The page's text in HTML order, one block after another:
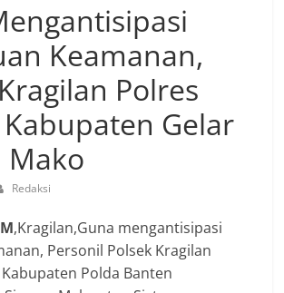
Keamanan,
Polres
Gelar
Mako
Redaksi
,Kragilan,Guna mengantisipasi
Personil Polsek Kragilan
Polda Banten